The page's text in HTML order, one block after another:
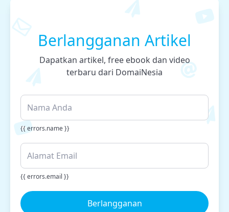
Berlangganan Artikel
Dapatkan artikel, free ebook dan video
terbaru dari DomaiNesia
{{ errors.name }}
{{ errors.email }}
Berlangganan